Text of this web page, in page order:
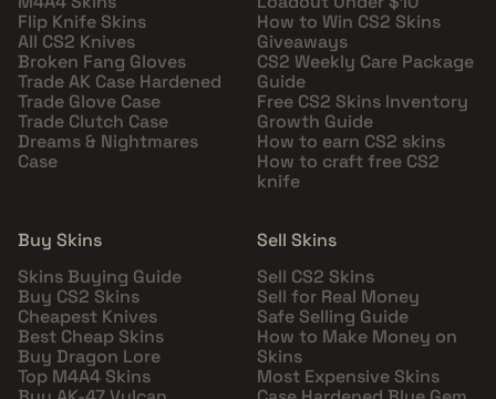
Flip Knife Skins
All CS2 Knives
Broken Fang Gloves
Trade AK Case Hardened
Trade Glove Case
Trade Clutch Case
Dreams & Nightmares
Case
How to Win CS2 Skins
Giveaways
CS2 Weekly Care Package
Guide
Free CS2 Skins Inventory
Growth Guide
How to earn CS2 skins
How to craft free CS2
knife
Buy Skins
Skins Buying Guide
Buy CS2 Skins
Cheapest Knives
Best Cheap Skins
Buy Dragon Lore
Top M4A4 Skins
Sell Skins
Sell CS2 Skins
Sell for Real Money
Safe Selling Guide
How to Make Money on
Skins
Most Expensive Skins